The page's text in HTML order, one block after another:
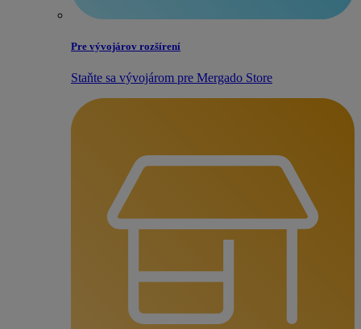
Pre vývojárov rozšírení
Staňte sa vývojárom pre Mergado Store